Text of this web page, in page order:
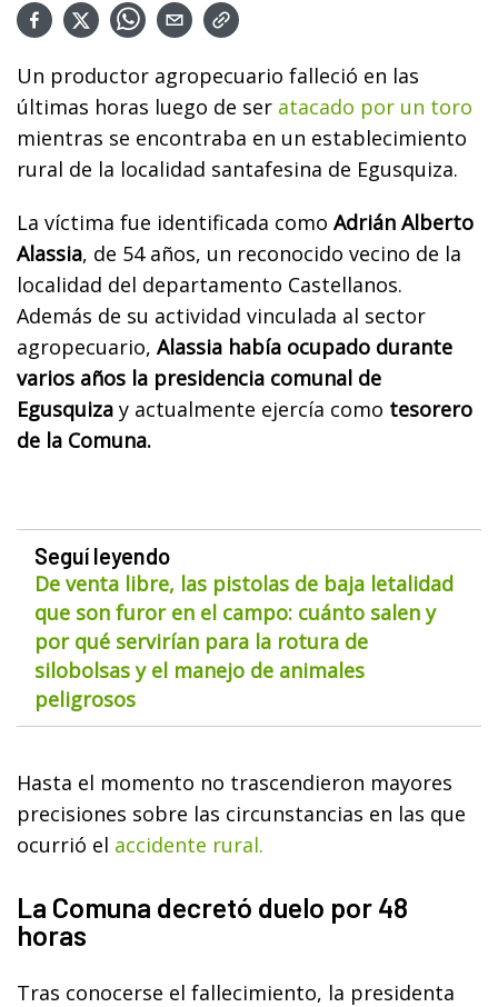
Un productor agropecuario falleció en las
últimas horas luego de ser atacado por un toro
mientras se encontraba en un establecimiento
rural de la localidad santafesina de Egusquiza.
La víctima fue identificada como Adrián Alberto
Alassia, de 54 años, un reconocido vecino de la
localidad del departamento Castellanos.
Además de su actividad vinculada al sector
agropecuario, Alassia había ocupado durante
varios años la presidencia comunal de
Egusquiza y actualmente ejercía como tesorero
de la Comuna.
Seguí leyendo
De venta libre, las pistolas de baja letalidad
que son furor en el campo: cuánto salen y
por qué servirían para la rotura de
silobolsas y el manejo de animales
peligrosos
Hasta el momento no trascendieron mayores
precisiones sobre las circunstancias en las que
ocurrió el accidente rural.
La Comuna decretó duelo por 48
horas
Tras conocerse el fallecimiento, la presidenta